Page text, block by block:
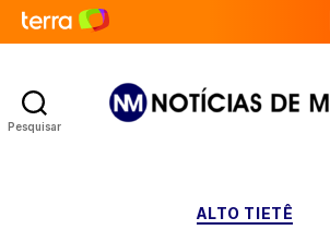
Pesquisar
Categorias
ALTO TIETÊ